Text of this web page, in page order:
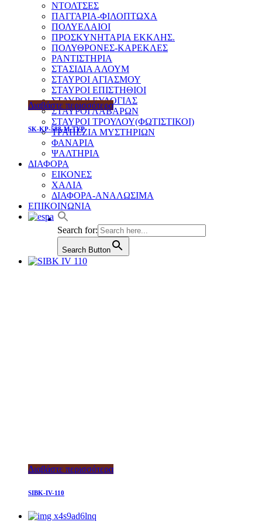
ΝΤΟΛΤΣΕΣ
ΠΑΓΓΑΡΙΑ-ΦΙΛΟΠΤΩΧΑ
ΠΟΛΥΕΛΑΙΟΙ
ΠΡΟΣΚΥΝΗΤΑΡΙΑ ΕΚΚΛΗΣ.
ΠΟΛΥΘΡΟΝΕΣ-ΚΑΡΕΚΛΕΣ
ΡΑΝΤΙΣΤΗΡΙΑ
ΣΤΑΣΙΔΙΑ ΑΛΟΥΜ
ΣΤΑΥΡΟΙ ΑΓΙΑΣΜΟΥ
ΣΤΑΥΡΟΙ ΕΠΙΣΤΗΘΙΟΙ
ΣΤΑΥΡΟΙ ΕΥΛΟΓΙΑΣ
ΣΤΑΥΡΟΙ ΛΑΒΑΡΩΝ
ΣΤΑΥΡΟΙ ΤΡΟΥΛΟΥ(ΦΩΤΙΣΤΙΚΟΙ)
ΤΡΑΠΕΖΙΑ ΜΥΣΤΗΡΙΩΝ
ΦΑΝΑΡΙΑ
ΨΑΛΤΗΡΙΑ
ΔΙΑΦΟΡΑ
ΕΙΚΟΝΕΣ
ΧΑΛΙΑ
ΔΙΑΦΟΡΑ-ΑΝΑΛΩΣΙΜΑ
ΕΠΙΚΟΙΝΩΝΙΑ
Search for:
Search Button
Διαβάστε περισσότερα
SK-KP-588-M-TYP
Διαβάστε περισσότερα
SIBK-IV-110